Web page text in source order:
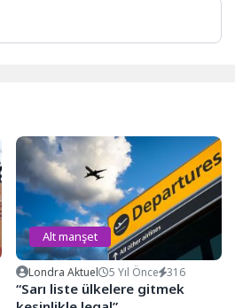
Alt manşet
Londra Aktuel 5 Yıl Önce 316
“Sarı liste ülkelere gitmek